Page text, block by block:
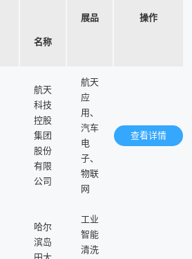
名称
展品 操作
航天
科技
控股
集团
股份
有限
公司
航天
应
用、
汽车
电
子、
物联
网
查看详情
哈尔
滨岛
工业
智能
清洗